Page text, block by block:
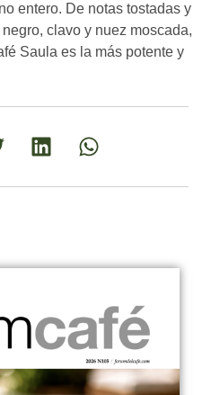
entero. De notas tostadas y
clavo y nuez moscada,
Saula es la más potente y